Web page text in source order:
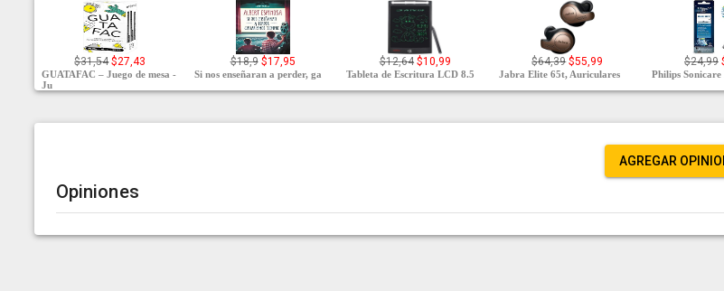
$31,54 $27,43
GUATAFAC – Juego de mesa -
Ju
$18,9 $17,95
Si nos enseñaran a perder, ga
$12,64 $10,99
Tableta de Escritura LCD 8.5
$64,39 $55,99
Jabra Elite 65t, Auriculares
$24,99
Philips
AGREGAR
Opiniones